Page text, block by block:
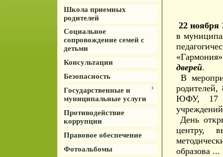
Школа приемных
родителей
Социальное
сопровождение семей с
детьми
Консультации
Безопасность
Государственные и
муниципальные услуги
Противодействие
коррупции
Правовое обеспечение
Фотоальбомы
22 ноября
в
дверей.
В
родителей,
ЮФУ, 17
День
центру,
образова ...